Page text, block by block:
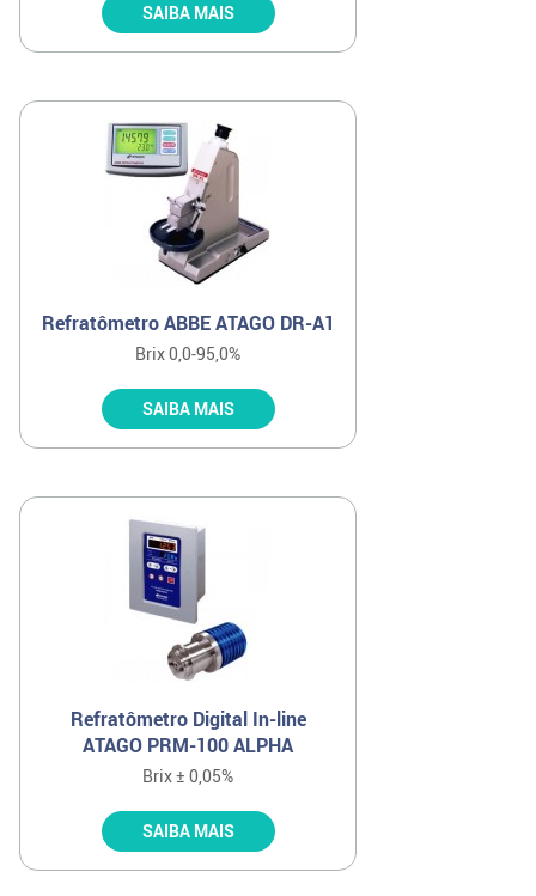
SAIBA MAIS
Refratômetro ABBE ATAGO DR-A1
Brix 0,0-95,0%
SAIBA MAIS
Refratômetro Digital In-line
ATAGO PRM-100 ALPHA
Brix ± 0,05%
SAIBA MAIS